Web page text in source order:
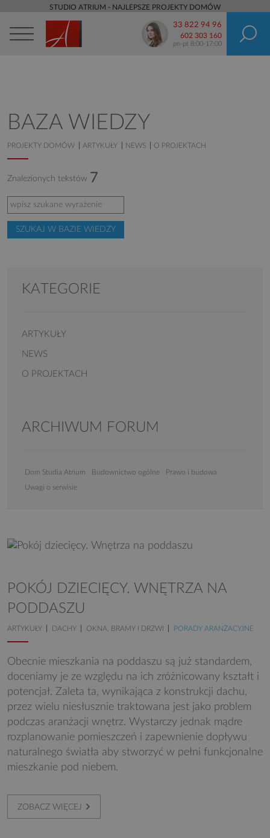
STUDIO ATRIUM - NAJLEPSZE PROJEKTY DOMÓW
33 822 94 96
602 303 160
pn-pt 8:00-17:00
BAZA WIEDZY
PROJEKTY DOMÓW ARTYKUŁY NEWS O PROJEKTACH
Znalezionych tekstów 7
POKÓJ DZIECIĘCY. WNĘTRZA NA
PODDASZU
ARTYKUŁY DACHY OKNA, BRAMY I DRZWI PORADY ARANŻACYJNE
Obecnie mieszkania na poddaszu są już standardem,
doceniamy je ze względu na ich zróżnicowany kształt i
potencjał. Zaleta ta, wynikająca z konstrukcji dachu,
przez wielu niesłusznie traktowana jest jako problem
podczas aranżacji wnętrz. Wystarczy jednak mądre
rozplanowanie pomieszczeń i zapewnienie dopływu
naturalnego światła aby stworzyć w pełni funkcjonalne
mieszkanie pod niebem.
ZOBACZ WIĘCEJ
KATEGORIE
ARTYKUŁY
NEWS
O PROJEKTACH
ARCHIWUM FORUM
Dom Studia Atrium Budownictwo ogólne Prawo i budowa
Uwagi o serwisie